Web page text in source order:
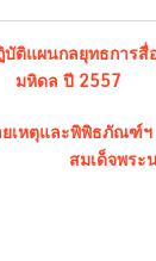
บัติแผนกลยุทธการ
มหิดล ปี 2557
ยเหตุและพิพิธภัณฑ์
สมเด็จพระ